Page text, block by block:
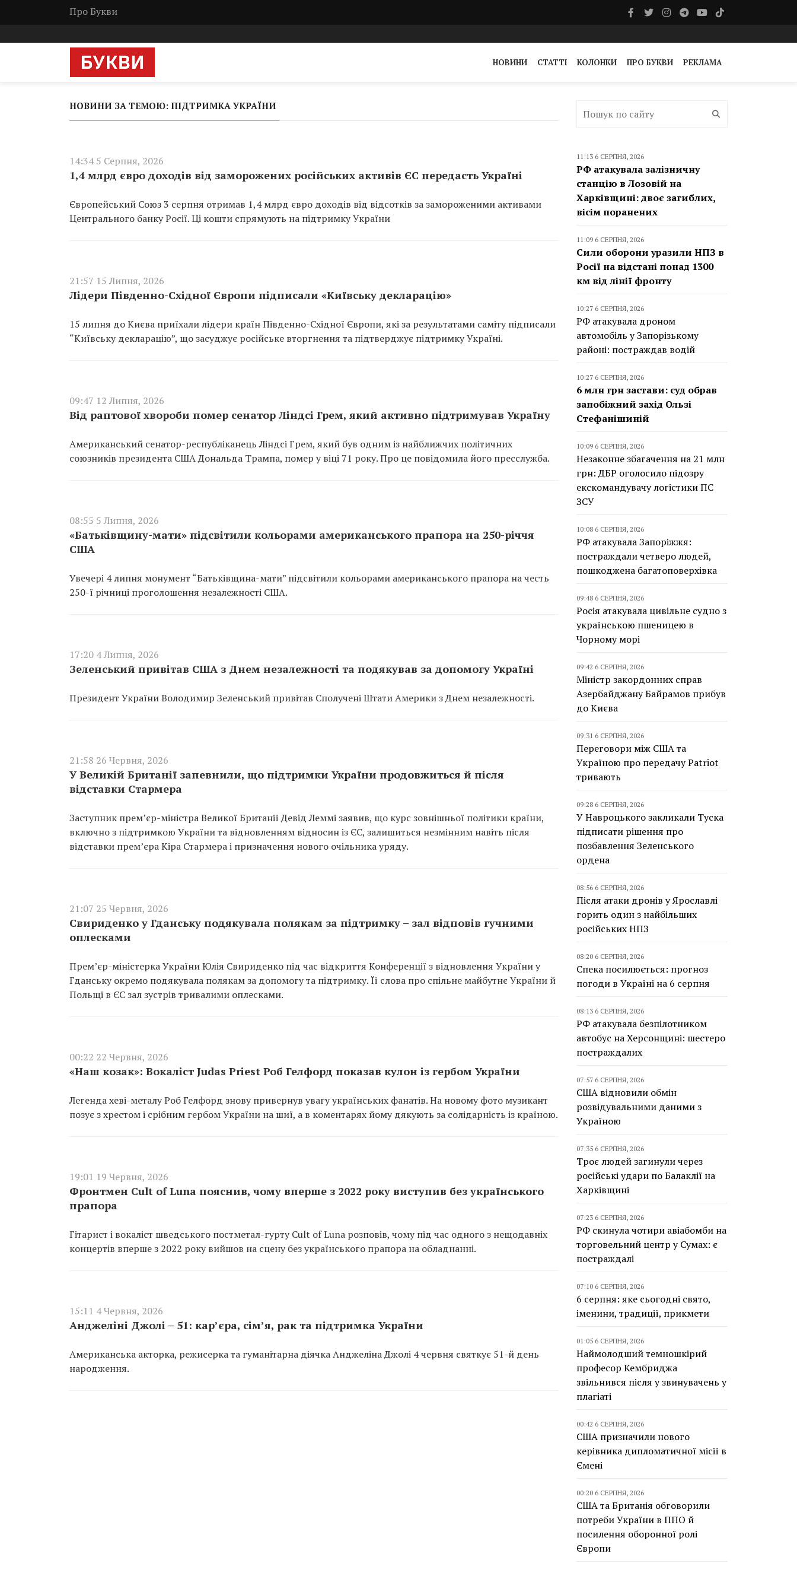
Про Букви
НОВИНИ СТАТТІ КОЛОНКИ ПРО БУКВИ РЕКЛАМА
НОВИНИ ЗА ТЕМОЮ: ПІДТРИМКА УКРАЇНИ
14:34 5 Серпня, 2026
1,4 млрд євро доходів від заморожених російських активів ЄС передасть Україні
Європейський Союз 3 серпня отримав 1,4 млрд євро доходів від відсотків за замороженими активами
Центрального банку Росії. Ці кошти спрямують на підтримку України
21:57 15 Липня, 2026
Лідери Південно-Східної Європи підписали «Київську декларацію»
15 липня до Києва приїхали лідери країн Південно-Східної Європи, які за результатами саміту підписали
“Київську декларацію”, що засуджує російське вторгнення та підтверджує підтримку Україні.
09:47 12 Липня, 2026
Від раптової хвороби помер сенатор Ліндсі Грем, який активно підтримував Україну
Американський сенатор-республіканець Ліндсі Грем, який був одним із найближчих політичних
союзників президента США Дональда Трампа, помер у віці 71 року. Про це повідомила його пресслужба.
08:55 5 Липня, 2026
«Батьківщину-мати» підсвітили кольорами американського прапора на 250-річчя
США
Увечері 4 липня монумент “Батьківщина-мати” підсвітили кольорами американського прапора на честь
250-ї річниці проголошення незалежності США.
17:20 4 Липня, 2026
Зеленський привітав США з Днем незалежності та подякував за допомогу Україні
Президент України Володимир Зеленський привітав Сполучені Штати Америки з Днем незалежності.
21:58 26 Червня, 2026
У Великій Британії запевнили, що підтримки України продовжиться й після
відставки Стармера
Заступник прем’єр-міністра Великої Британії Девід Леммі заявив, що курс зовнішньої політики країни,
включно з підтримкою України та відновленням відносин із ЄС, залишиться незмінним навіть після
відставки прем’єра Кіра Стармера і призначення нового очільника уряду.
21:07 25 Червня, 2026
Свириденко у Гданську подякувала полякам за підтримку – зал відповів гучними
оплесками
Прем’єр-міністерка України Юлія Свириденко під час відкриття Конференції з відновлення України у
Гданську окремо подякувала полякам за допомогу та підтримку. Її слова про спільне майбутнє України й
Польщі в ЄС зал зустрів тривалими оплесками.
00:22 22 Червня, 2026
«Наш козак»: Вокаліст Judas Priest Роб Гелфорд показав кулон із гербом України
Легенда хеві-металу Роб Гелфорд знову привернув увагу українських фанатів. На новому фото музикант
позує з хрестом і срібним гербом України на шиї, а в коментарях йому дякують за солідарність із країною.
19:01 19 Червня, 2026
Фронтмен Cult of Luna пояснив, чому вперше з 2022 року виступив без українського
прапора
Гітарист і вокаліст шведського постметал-гурту Cult of Luna розповів, чому під час одного з нещодавніх
концертів вперше з 2022 року вийшов на сцену без українського прапора на обладнанні.
15:11 4 Червня, 2026
Анджеліні Джолі – 51: кар’єра, сім’я, рак та підтримка України
Американська акторка, режисерка та гуманітарна діячка Анджеліна Джолі 4 червня святкує 51-й день
народження.
11:13 6 СЕРПНЯ, 2026
РФ атакувала залізничну
станцію в Лозовій на
Харківщині: двоє загиблих,
вісім поранених
11:09 6 СЕРПНЯ, 2026
Сили оборони уразили НПЗ в
Росії на відстані понад 1300
км від лінії фронту
10:27 6 СЕРПНЯ, 2026
РФ атакувала дроном
автомобіль у Запорізькому
районі: постраждав водій
10:27 6 СЕРПНЯ, 2026
6 млн грн застави: суд обрав
запобіжний захід Ользі
Стефанішиній
10:09 6 СЕРПНЯ, 2026
Незаконне збагачення на 21 млн
грн: ДБР оголосило підозру
екскомандувачу логістики ПС
ЗСУ
10:08 6 СЕРПНЯ, 2026
РФ атакувала Запоріжжя:
постраждали четверо людей,
пошкоджена багатоповерхівка
09:48 6 СЕРПНЯ, 2026
Росія атакувала цивільне судно з
українською пшеницею в
Чорному морі
09:42 6 СЕРПНЯ, 2026
Міністр закордонних справ
Азербайджану Байрамов прибув
до Києва
09:31 6 СЕРПНЯ, 2026
Переговори між США та
Україною про передачу Patriot
тривають
09:28 6 СЕРПНЯ, 2026
У Навроцького закликали Туска
підписати рішення про
позбавлення Зеленського
ордена
08:56 6 СЕРПНЯ, 2026
Після атаки дронів у Ярославлі
горить один з найбільших
російських НПЗ
08:20 6 СЕРПНЯ, 2026
Спека посилюється: прогноз
погоди в Україні на 6 серпня
08:13 6 СЕРПНЯ, 2026
РФ атакувала безпілотником
автобус на Херсонщині: шестеро
постраждалих
07:57 6 СЕРПНЯ, 2026
США відновили обмін
розвідувальними даними з
Україною
07:35 6 СЕРПНЯ, 2026
Троє людей загинули через
російські удари по Балаклії на
Харківщині
07:23 6 СЕРПНЯ, 2026
РФ скинула чотири авіабомби на
торговельний центр у Сумах: є
постраждалі
07:10 6 СЕРПНЯ, 2026
6 серпня: яке сьогодні свято,
іменини, традиції, прикмети
01:05 6 СЕРПНЯ, 2026
Наймолодший темношкірий
професор Кембриджа
звільнився після у звинувачень у
плагіаті
00:42 6 СЕРПНЯ, 2026
США призначили нового
керівника дипломатичної місії в
Ємені
00:20 6 СЕРПНЯ, 2026
США та Британія обговорили
потреби України в ППО й
посилення оборонної ролі
Європи